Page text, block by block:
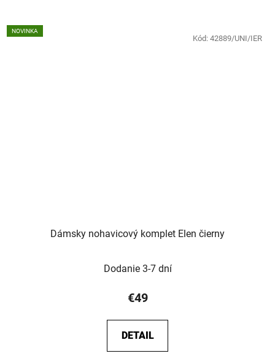
NOVINKA
Dámsky nohavicový komplet Elen čierny
Dodanie 3-7 dní
€49
DETAIL
Kód: 42889/UNI/IER